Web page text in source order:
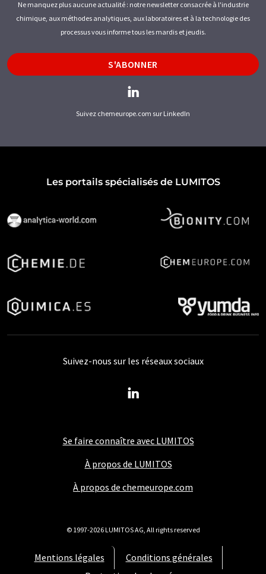
Ne manquez plus aucune actualité : notre newsletter consacrée à l'industrie
chimique, aux méthodes analytiques, aux laboratoires et à la technologie des
processus vous informe tous les mardis et jeudis.
S'ABONNER
Suivez chemeurope.com sur LinkedIn
Les portails spécialisés de LUMITOS
Se faire connaître avec LUMITOS
À propos de LUMITOS
À propos de chemeurope.com
Mentions légales
Conditions générales
Suivez-nous sur les réseaux sociaux
© 1997-2026 LUMITOS AG, All rights reserved